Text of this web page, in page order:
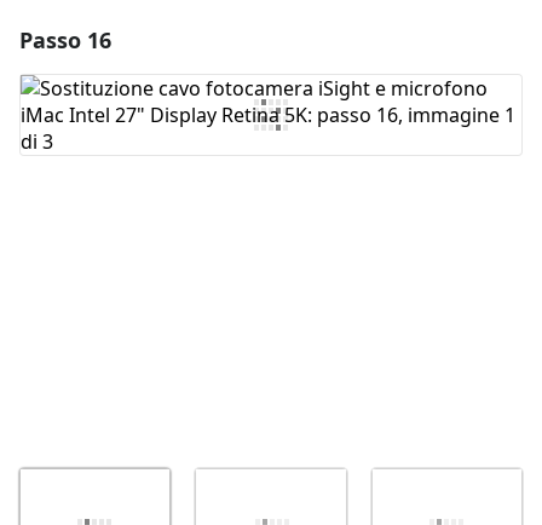
Aggiungi Commento
Passo 16